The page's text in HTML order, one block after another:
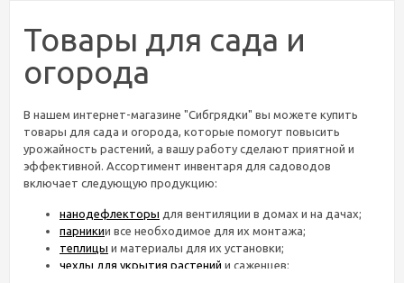
Товары для сада и
огорода
В нашем интернет-магазине "Сибгрядки" вы можете купить
товары для сада и огорода, которые помогут повысить
урожайность растений, а вашу работу сделают приятной и
эффективной. Ассортимент инвентаря для садоводов
включает следующую продукцию:
нанодефлекторы для вентиляции в домах и на дачах;
парникии все необходимое для их монтажа;
теплицы и материалы для их установки;
чехлы для укрытия растений и саженцев;